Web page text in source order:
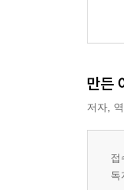
만든
저자,
접
독